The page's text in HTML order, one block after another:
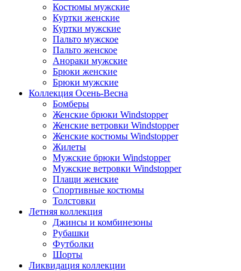
Костюмы мужские
Куртки женские
Куртки мужские
Пальто мужское
Пальто женское
Анораки мужские
Брюки женские
Брюки мужские
Коллекция Осень-Весна
Бомберы
Женские брюки Windstopper
Женские ветровки Windstopper
Женские костюмы Windstopper
Жилеты
Мужские брюки Windstopper
Мужские ветровки Windstopper
Плащи женские
Спортивные костюмы
Толстовки
Летняя коллекция
Джинсы и комбинезоны
Рубашки
Футболки
Шорты
Ликвидация коллекции